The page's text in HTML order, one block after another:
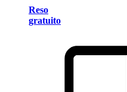
Reso
gratuito